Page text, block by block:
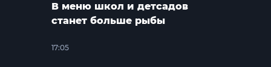
В меню школ и детсадов
станет больше рыбы
17:05